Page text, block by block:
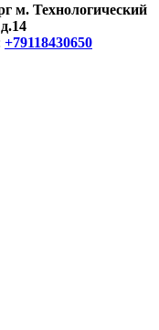
м. Технологический
+79118430650